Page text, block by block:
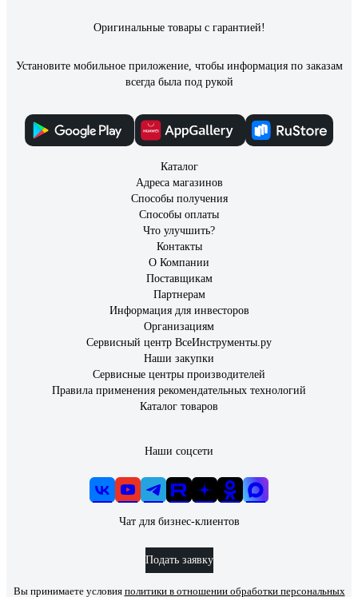
Оригинальные товары с гарантией!
Установите мобильное приложение, чтобы информация по заказам
всегда была под рукой
Каталог
Адреса магазинов
Способы получения
Способы оплаты
Что улучшить?
Контакты
О Компании
Поставщикам
Партнерам
Информация для инвесторов
Организациям
Сервисный центр ВсеИнструменты.ру
Наши закупки
Сервисные центры производителей
Правила применения рекомендательных технологий
Каталог товаров
Наши соцсети
Чат для бизнес-клиентов
Подать заявку
Вы принимаете условия политики в отношении обработки персональных